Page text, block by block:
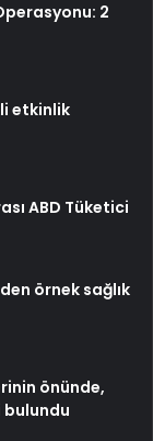
2
etkinlik
ABD Tüketici
örnek sağlık
önünde,
bulundu